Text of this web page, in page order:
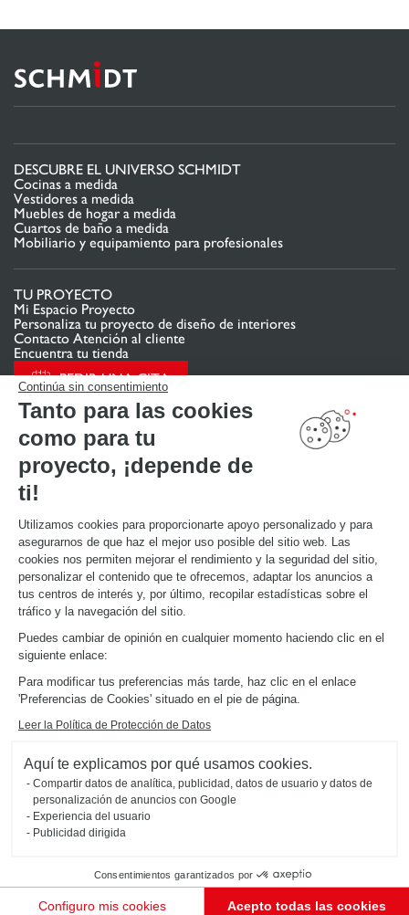
Continúa sin consentimiento
Tanto para las cookies
como para tu
proyecto, ¡depende de
ti!
Utilizamos cookies para proporcionarte apoyo personalizado y para
asegurarnos de que haz el mejor uso posible del sitio web. Las
cookies nos permiten mejorar el rendimiento y la seguridad del sitio,
personalizar el contenido que te ofrecemos, adaptar los anuncios a
tus centros de interés y, por último, recopilar estadísticas sobre el
tráfico y la navegación del sitio.
Puedes cambiar de opinión en cualquier momento haciendo clic en el
siguiente enlace:
Para modificar tus preferencias más tarde, haz clic en el enlace
'Preferencias de Cookies' situado en el pie de página.
Leer la Política de Protección de Datos
Aquí te explicamos por qué usamos cookies.
Compartir datos de analítica, publicidad, datos de usuario y datos de
personalización de anuncios con Google
Experiencia del usuario
Publicidad dirigida
Consentimientos garantizados por
Configuro mis cookies Acepto todas las cookies
DESCUBRE EL UNIVERSO SCHMIDT
Cocinas a medida
Vestidores a medida
Muebles de hogar a medida
Cuartos de baño a medida
Mobiliario y equipamiento para profesionales
TU PROYECTO
Mi Espacio Proyecto
Personaliza tu proyecto de diseño de interiores
Contacto Atención al cliente
Encuentra tu tienda
PEDIR UNA CITA
ENLACES ÚTILES
Promociones
Guías de instalación y mantenimiento
Descarga nuestro catálogo de cocinas, muebles de hogar, baños
ACERCA DE
Noticias del grupo
Únete a nosotros
Abrir una tienda
Schmidt en el mundo
2026 © SCHMIDT Groupe
Aviso legal
Gestión de cookies
Política de confidencialidad
#okschmidt
Mapa del sitio